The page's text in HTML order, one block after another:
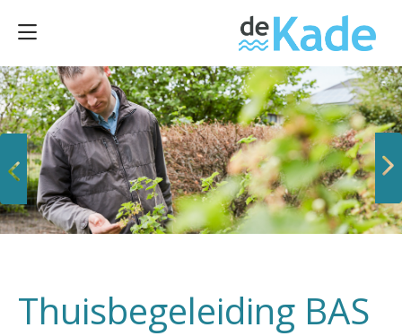
Vorige
Volgende
Thuisbegeleiding BAS